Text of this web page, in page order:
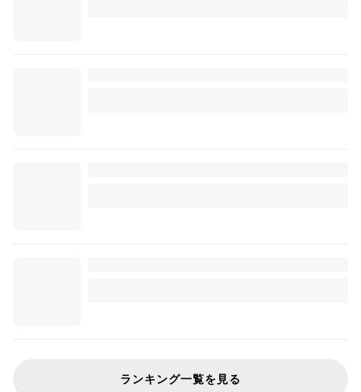
ランキング一覧を見る